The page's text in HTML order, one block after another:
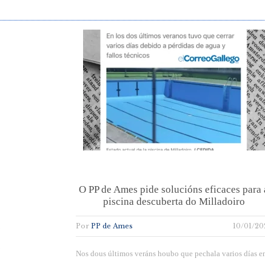
O PP de Ames pide solucións eficaces para
piscina descuberta do Milladoiro
Por PP de Ames 10/01/
Nos dous últimos veráns houbo que pechala varios días